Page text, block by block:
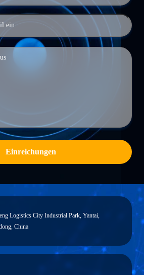
Einreichungen
Logistics City Industrial Park, Yantai,
China